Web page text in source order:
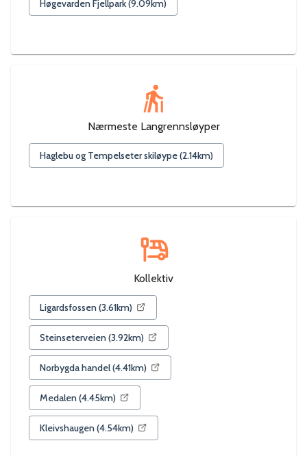
Høgevarden Fjellpark(9.09km)
Nærmeste Langrennsløyper
Haglebu og Tempelseter skiløype(2.14km)
Kollektiv
Ligardsfossen(3.61km)
Steinseterveien(3.92km)
Norbygda handel(4.41km)
Medalen(4.45km)
Kleivshaugen(4.54km)